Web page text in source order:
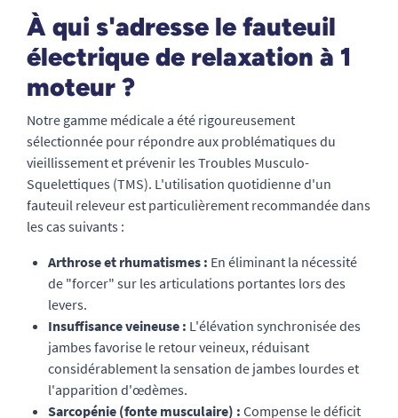
À qui s'adresse le fauteuil
électrique de relaxation à 1
moteur ?
Notre gamme médicale a été rigoureusement
sélectionnée pour répondre aux problématiques du
vieillissement et prévenir les Troubles Musculo-
Squelettiques (TMS). L'utilisation quotidienne d'un
fauteuil releveur est particulièrement recommandée dans
les cas suivants :
Arthrose et rhumatismes : En éliminant la nécessité
de "forcer" sur les articulations portantes lors des
levers.
Insuffisance veineuse : L'élévation synchronisée des
jambes favorise le retour veineux, réduisant
considérablement la sensation de jambes lourdes et
l'apparition d'œdèmes.
Sarcopénie (fonte musculaire) : Compense le déficit